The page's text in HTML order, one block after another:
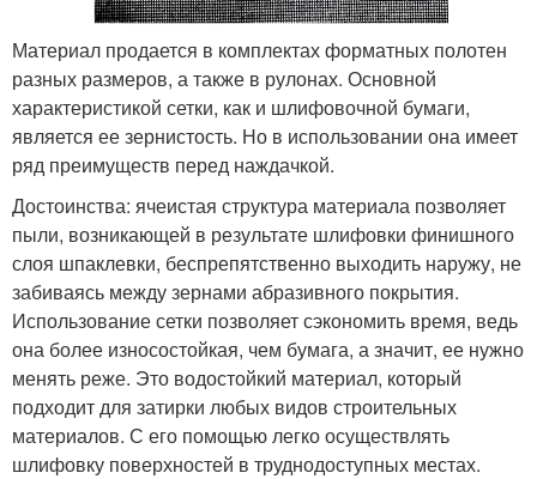
Материал продается в комплектах форматных полотен
разных размеров, а также в рулонах. Основной
характеристикой сетки, как и шлифовочной бумаги,
является ее зернистость. Но в использовании она имеет
ряд преимуществ перед наждачкой.
Достоинства: ячеистая структура материала позволяет
пыли, возникающей в результате шлифовки финишного
слоя шпаклевки, беспрепятственно выходить наружу, не
забиваясь между зернами абразивного покрытия.
Использование сетки позволяет сэкономить время, ведь
она более износостойкая, чем бумага, а значит, ее нужно
менять реже. Это водостойкий материал, который
подходит для затирки любых видов строительных
материалов. С его помощью легко осуществлять
шлифовку поверхностей в труднодоступных местах.